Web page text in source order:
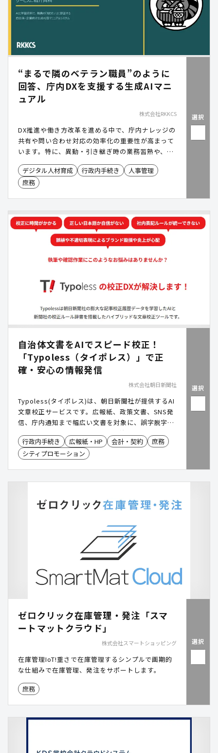
“まるで隣のベテラン職員”のように
回答、庁内DXを支援する生成AIマニ
ュアル
株式会社RKKCS
DX推進や働き方改革を進める中で、庁内ナレッジの
共有や問い合わせ対応の効率化の重要性が高まって
います。特に、異動・引き継ぎ時の業務習熟や、条
例・要綱の確認に時間を要する場面も少なくありま
せん。「おとなりさん」は、庁内のWord・PDF・
Q&Aなどを生成AIが学習し、職員の質問へ根拠付き
担軽減を支援します。
デジタル人材育成 行政内手続き
人事管理
庶務
選択
自治体文書をAIでスピード校正！
「Typoless（タイポレス）」で正
確・安心の情報発信
株式会社朝日新聞社
Typoless(タイポレス)は、朝日新聞社が提供するAI
文章校正サービスです。広報紙、政策文書、SNS発
信、庁内通知まで幅広い文書を対象に、誤字脱字や
表記揺れを効率的にチェック。自治体独自ルールの
カスタム登録や炎上リスク検知機能も備え、正確で
信頼性の高い情報発信を支援します。
行政内手続き 広報紙・HP 会計・契約
庶務
シティプロモーション
選択
ゼロクリック在庫管理・発注「スマ
ートマットクラウド」
株式会社スマートショッピング
在庫管理IoT!重さで在庫管理するシンプルで画期的
な仕組みで在庫管理、発注をサポートします。
庶務
選択